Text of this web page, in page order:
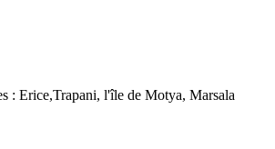
: Erice,Trapani, l'île de Motya, Marsala